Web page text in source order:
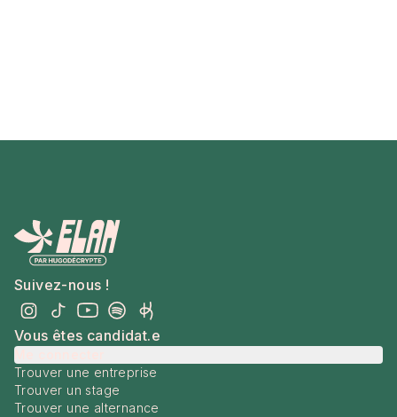
Suivez-nous !
Vous êtes candidat.e
Trouver une entreprise
Trouver un stage
Trouver une alternance